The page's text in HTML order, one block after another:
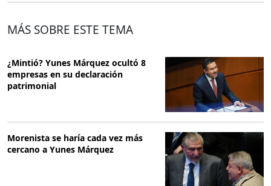
MÁS SOBRE ESTE TEMA
¿Mintió? Yunes Márquez ocultó 8
empresas en su declaración
patrimonial
Morenista se haría cada vez más
cercano a Yunes Márquez